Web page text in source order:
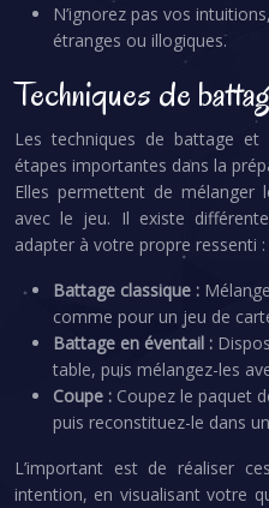
N’ignorez pas vos
étranges ou illogiques.
Techniques de
Les techniques de battage
étapes importantes dans la
Elles permettent de mélanger
avec le jeu. Il existe
adapter à votre propre ressenti :
Battage classique :
comme pour un jeu de
Battage en éventail :
table, puis mélangez-les
Coupe : Coupez le paquet
puis reconstituez-le dans
L’important est de réaliser
intention, en visualisant votre